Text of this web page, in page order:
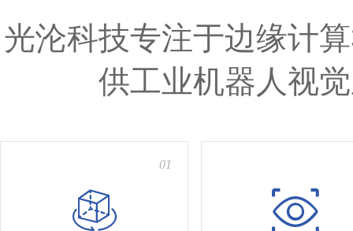
光沦科技专注于边缘计
供工业机器人视
01